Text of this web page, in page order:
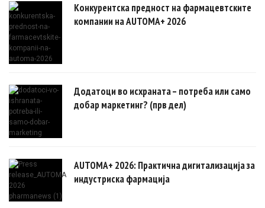
Конкурентска предност на фармацевтските
компании на AUTOMA+ 2026
Додатоци во исхраната – потреба или само
добар маркетинг? (прв дел)
AUTOMA+ 2026: Практична дигитализација за
индустриска фармација